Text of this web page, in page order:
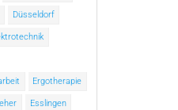
Düsseldorf
Ergotherapie
Esslingen